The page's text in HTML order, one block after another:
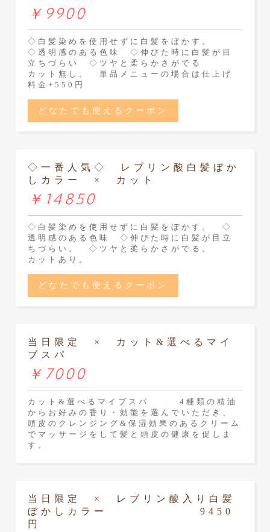
￥9900
◇白髪染めを使用せずに白髪をぼかす。
◇透明感のある色味 ◇伸びた時に白髪が目
立ちづらい ◇ツヤと柔らかさがでる
カット無し。 単品メニューの場合は仕上げ
料金+550円
どなたでも使えるクーポン
◇一番人気◇ レブリン酸白髪ぼか
しカラー × カット
￥14850
◇白髪染めを使用せずに白髪をぼかす。 ◇
透明感のある色味 ◇伸びた時に白髪が目立
ちづらい。 ◇ツヤと柔らかさがでる。
カットあり。
どなたでも使えるクーポン
当日限定 × カット&選べるマイ
ブスパ
￥7000
カット&選べるマイブスパ 4種類の精油
からお好みの香り・効能を選んでいただき、
頭皮のクレンジング&保湿効果のあるクリーム
でマッサージをして髪と頭皮の健康を促しま
す。
当日限定 × レブリン酸入り白髪
ぼかしカラー 9450
円